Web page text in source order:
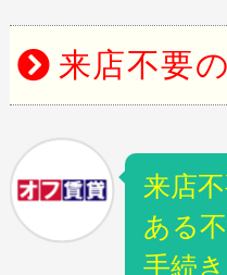
来店不要
来店
ある
手続